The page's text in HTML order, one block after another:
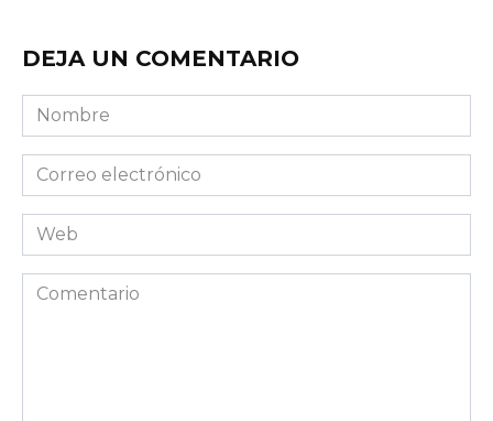
DEJA UN COMENTARIO
Nombre
Correo
electrónico
Web
Comentario